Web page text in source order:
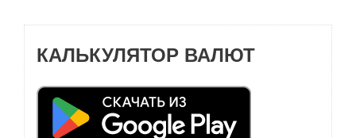
КАЛЬКУЛЯТОР ВАЛЮТ